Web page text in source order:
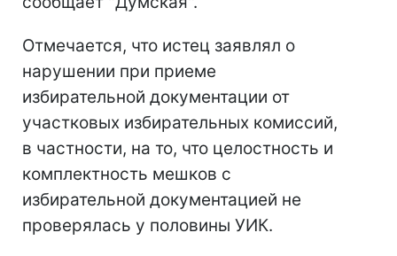
Отмечается, что истец заявлял о
нарушении при приеме
избирательной документации от
участковых избирательных комиссий,
в частности, на то, что целостность и
комплектность мешков с
избирательной документацией не
проверялась у половины УИК.